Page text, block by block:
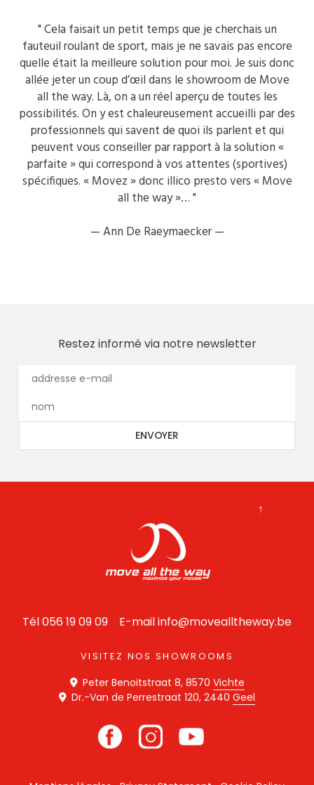
" Cela faisait un petit temps que je cherchais un
fauteuil roulant de sport, mais je ne savais pas encore
quelle était la meilleure solution pour moi. Je suis donc
allée jeter un coup d’œil dans le showroom de Move
all the way. Là, on a un réel aperçu de toutes les
possibilités. On y est chaleureusement accueilli par des
professionnels qui savent de quoi ils parlent et qui
peuvent vous conseiller par rapport à la solution «
parfaite » qui correspond à vos attentes (sportives)
spécifiques. « Movez » donc illico presto vers « Move
all the way »… "
—Ann De Raeymaecker —
Restez informé via notre newsletter
↑
Tél 056 19 09 09 E-mail info@movealltheway.be
VISITEZ NOS SHOWROOMS
Peter Benoitstraat 8, 8570 Vichte
Dr.-Van de Perrestraat 120, 2440 Geel